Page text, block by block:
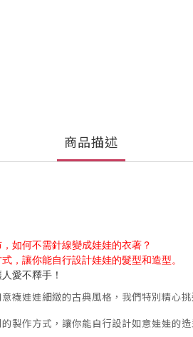
商品描述
如何不需針線變成娃娃的衣著？
，讓你能自行設計娃娃的髮型和造型。
愛不釋手！
襪娃娃細緻的古典風格，我們特別精心
製作方式，讓你能自行設計如意娃娃的